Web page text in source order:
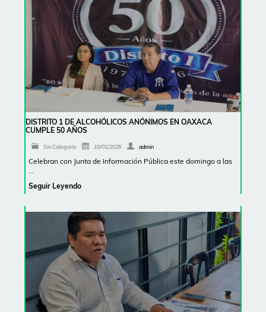
DISTRITO 1 DE ALCOHÓLICOS ANÓNIMOS EN OAXACA
CUMPLE 50 AÑOS
Sin Categoría 10/01/2026 admin
Celebran con Junta de Información Pública este domingo a las
Seguir Leyendo